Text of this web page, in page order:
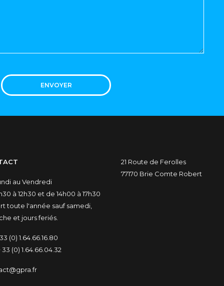
ENVOYER
au Vendredi
à 12h30 et de 14h00 à 17h30
toute l'année sauf samedi,
et jours feriés.
(0) 1.64.66.16.80
33 (0) 1.64.66.04.32
21 Route de Ferolles
77170 Brie Comte Robert